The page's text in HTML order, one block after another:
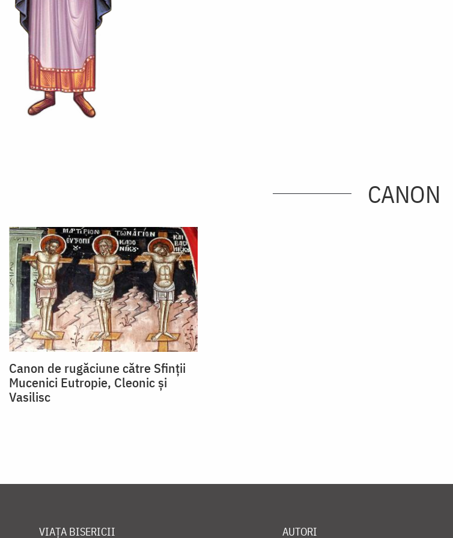
CANON
Canon de rugăciune către Sfinţii
Mucenici Eutropie, Cleonic şi
Vasilisc
VIAȚA BISERICII AUTORI